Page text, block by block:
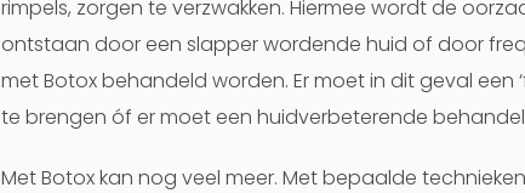
rimpels, zorgen te verzwakken. Hiermee wordt de
ontstaan door een slapper wordende huid of door
met Botox behandeld worden. Er moet in dit geval een
te brengen óf er moet een huidverbeterende
Met Botox kan nog veel meer. Met bepaalde